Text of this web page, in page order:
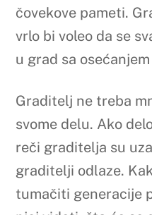
čovekove pameti.
vrlo bi voleo da se
u grad sa
Graditelj ne treba
svome delu. Ako
reči graditelja su
graditelji odlaze.
tumačiti generacije